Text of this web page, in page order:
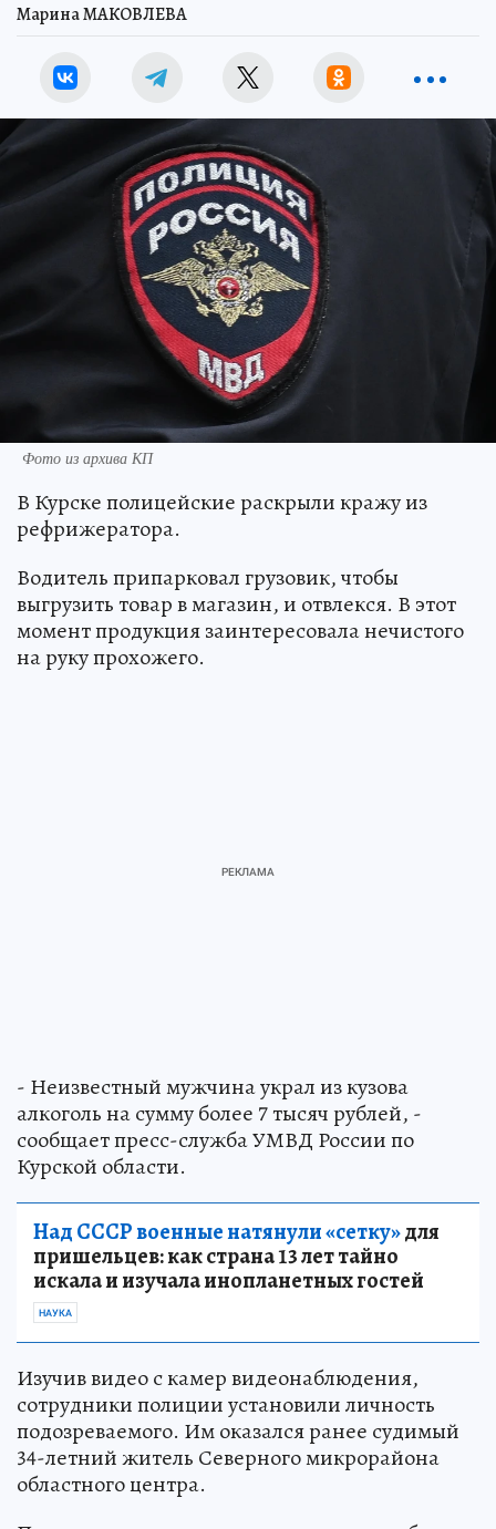
Марина МАКОВЛЕВА
Фото из архива КП
В Курске полицейские раскрыли кражу из
рефрижератора.
Водитель припарковал грузовик, чтобы
выгрузить товар в магазин, и отвлекся. В этот
момент продукция заинтересовала нечистого
на руку прохожего.
- Неизвестный мужчина украл из кузова
алкоголь на сумму более 7 тысяч рублей, -
сообщает пресс-служба УМВД России по
Курской области.
Над СССР военные натянули «сетку»для
пришельцев: как страна 13 лет тайно
искала и изучала инопланетных гостей
НАУКА
Изучив видео с камер видеонаблюдения,
сотрудники полиции установили личность
подозреваемого. Им оказался ранее судимый
34-летний житель Северного микрорайона
областного центра.